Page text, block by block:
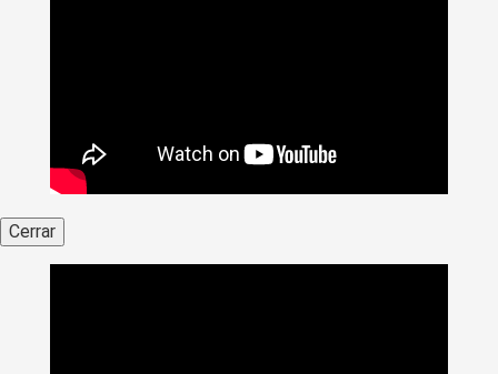
Cerrar